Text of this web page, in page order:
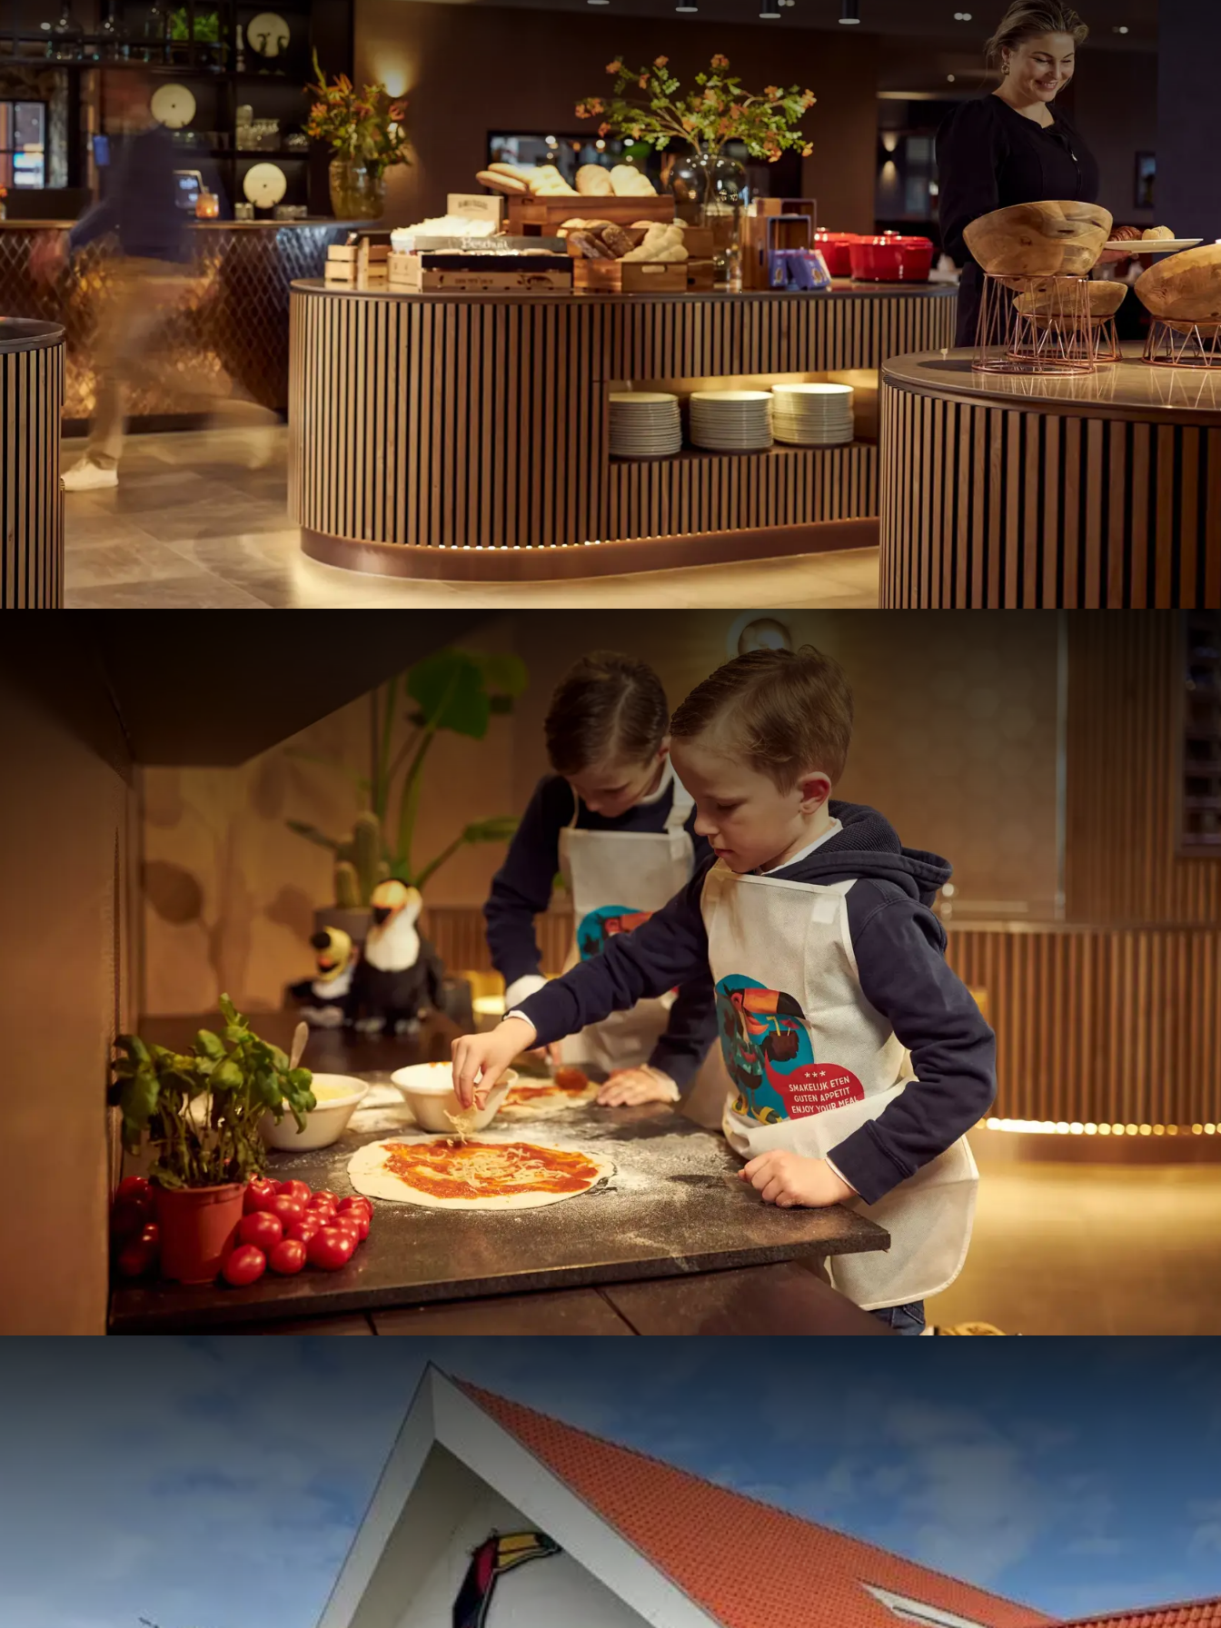
An der Rezeption stehen verschiedene Fahrradrouten zur Verfügung, damit Sie den östlichen Teil von Groningen
entdecken können. In den letzten Jahren hat die Provinz in den Ausbau eines Fahrradnetzwerks investiert,
wodurch die Wege gut befahrbar sind. An schönen Sommertagen können Sie sogar zu Fuß zu einem herrlichen
Badesee mit Strand in der Nähe des Hotels gelangen. Entdecken Sie
Weitere touristische Informationen.